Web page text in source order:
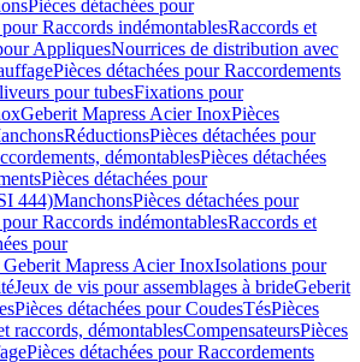
Pièces détachées pour
pour Raccords indémontablesRaccords et
AppliquesNourrices de distribution avec
Pièces détachées pour Raccordements
pour tubesFixations pour
Geberit Mapress Acier InoxPièces
RéductionsPièces détachées pour
démontablesPièces détachées
Pièces détachées pour
444)ManchonsPièces détachées pour
pour Raccords indémontablesRaccords et
pour
Geberit Mapress Acier InoxIsolations pour
Jeux de vis pour assemblages à brideGeberit
Pièces détachées pour CoudesTésPièces
raccords, démontablesCompensateursPièces
Pièces détachées pour Raccordements